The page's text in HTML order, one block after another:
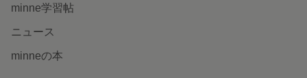
minne学習帖
ニュース
minneの本